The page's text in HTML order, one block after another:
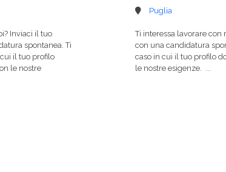
Inviaci il tuo
spontanea. Ti
il tuo profilo
le nostre
Puglia
Ti interessa lavorare
con una candidatura
caso in cui il tuo profilo
le nostre esigenze. ...